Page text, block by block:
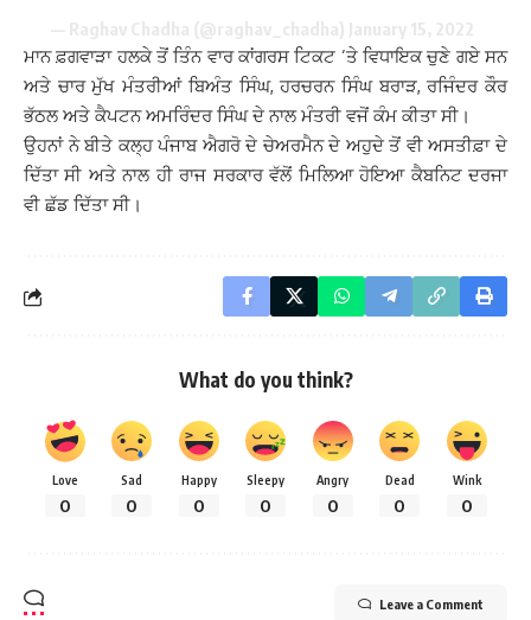
ਮਾਨ ਫ਼ਗਵਾੜਾ ਹਲਕੇ ਤੋਂ ਤਿੰਨ ਵਾਰ ਕਾਂਗਰਸ ਟਿਕਟ ’ਤੇ ਵਿਧਾਇਕ ਚੁਣੇ ਗਏ ਸਨ
ਅਤੇ ਚਾਰ ਮੁੱਖ ਮੰਤਰੀਆਂ ਬਿਅੰਤ ਸਿੰਘ, ਹਰਚਰਨ ਸਿੰਘ ਬਰਾੜ, ਰਜਿੰਦਰ ਕੌਰ
ਭੱਠਲ ਅਤੇ ਕੈਪਟਨ ਅਮਰਿੰਦਰ ਸਿੰਘ ਦੇ ਨਾਲ ਮੰਤਰੀ ਵਜੋਂ ਕੰਮ ਕੀਤਾ ਸੀ।
ਉਹਨਾਂ ਨੇ ਬੀਤੇ ਕਲ੍ਹ ਪੰਜਾਬ ਐਗਰੋ ਦੇ ਚੇਅਰਮੈਨ ਦੇ ਅਹੁਦੇ ਤੋਂ ਵੀ ਅਸਤੀਫ਼ਾ ਦੇ
ਦਿੱਤਾ ਸੀ ਅਤੇ ਨਾਲ ਹੀ ਰਾਜ ਸਰਕਾਰ ਵੱਲੋਂ ਮਿਲਿਆ ਹੋਇਆ ਕੈਬਨਿਟ ਦਰਜਾ
ਵੀ ਛੱਡ ਦਿੱਤਾ ਸੀ।
What do you think?
Love
0
Sad
0
Happy
0
Sleepy
0
Angry
0
Dead
0
Wink
0
Leave a Comment